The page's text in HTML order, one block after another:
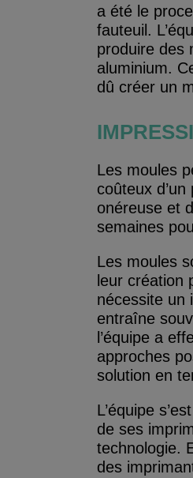
a été le
fauteuil.
produire des
aluminium.
dû créer un
Les moules
coûteux
onéreuse et
semaines
Les moules
leur création
nécessite un
entraîne
l’équipe a
approches
solution en
L’équipe
de ses
technologie.
des